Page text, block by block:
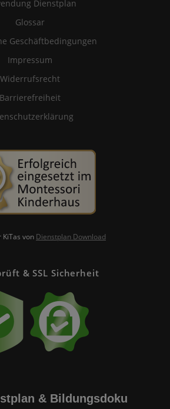
Dienstplan
Glossar
Geschäftbedingungen
Impressum
Widerrufsrecht
Barrierefreiheit
von Dienstplan Download
& SSL Sicherheit
& Bildungsdoku